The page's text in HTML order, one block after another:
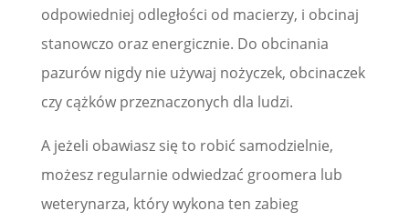
odpowiedniej odległości od macierzy, i obcinaj
stanowczo oraz energicznie. Do obcinania
pazurów nigdy nie używaj nożyczek, obcinaczek
czy cążków przeznaczonych dla ludzi.
A jeżeli obawiasz się to robić samodzielnie,
możesz regularnie odwiedzać groomera lub
weterynarza, który wykona ten zabieg